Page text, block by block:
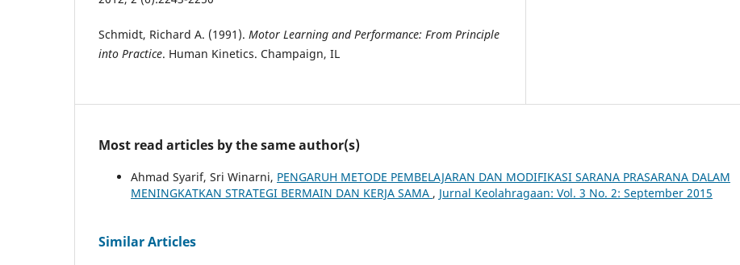
Schmidt, Richard A. (1991). Motor Learning and Performance: From Principle
into Practice. Human Kinetics. Champaign, IL
Most read articles by the same author(s)
Ahmad Syarif, Sri Winarni, PENGARUH METODE PEMBELAJARAN DAN MODIFIKASI SARANA PRASARANA DALAM
MENINGKATKAN STRATEGI BERMAIN DAN KERJA SAMA , Jurnal Keolahragaan: Vol. 3 No. 2: September 2015
Similar Articles